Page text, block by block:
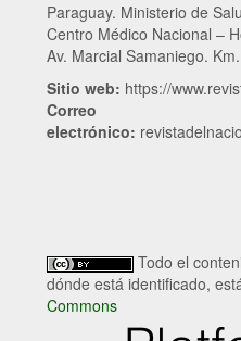
Paraguay. Ministerio de
Centro Médico Nacional –
Av. Marcial Samaniego.
Sitio web: https://
Correo
electrónico:
Todo el
dónde está identificado,
Commons